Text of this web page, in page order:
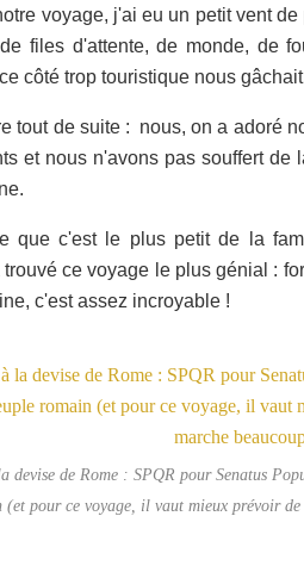
voyage, j'ai eu un petit vent
files d'attente, de monde, de
côté trop touristique nous
tout de suite : nous, on a adoré
et nous n'avons pas souffert de
que c'est le plus petit de la
ce voyage le plus génial :
c'est assez incroyable !
devise de Rome : SPQR pour Senatus
(et pour ce voyage, il vaut mieux prévoir